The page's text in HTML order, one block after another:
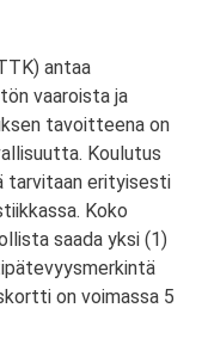
antaa
vaaroista ja
tavoitteena on
Koulutus
tarvitaan erityisesti
Koko
saada yksi (1)
on voimassa 5